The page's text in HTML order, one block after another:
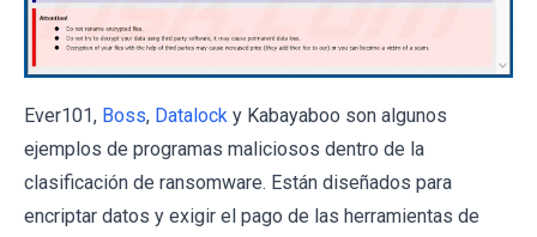
Ever101, Boss, Datalock y Kabayaboo son algunos
ejemplos de programas maliciosos dentro de la
clasificación de ransomware. Están diseñados para
encriptar datos y exigir el pago de las herramientas de